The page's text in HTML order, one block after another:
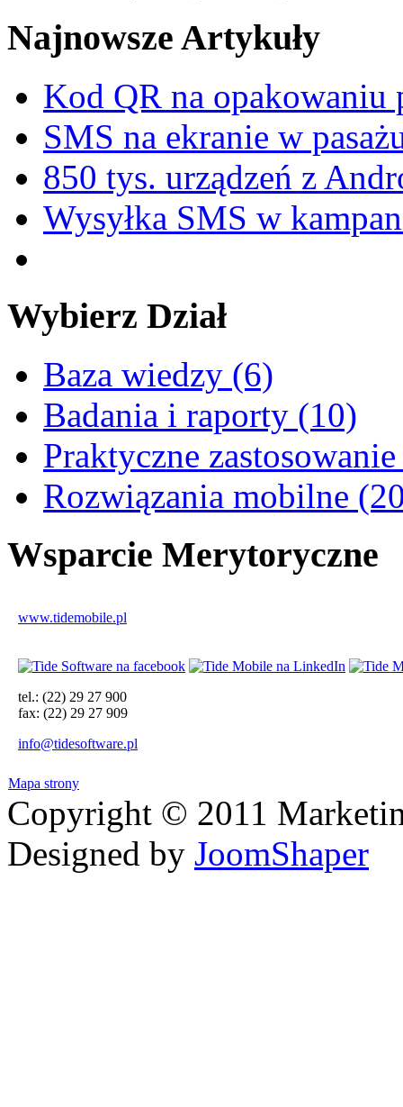
Najnowsze Artykuły
Kod QR na opakowaniu
SMS na ekranie w
850 tys. urządzeń z
Wysyłka SMS w
Wybierz Dział
Baza wiedzy (6)
Badania i raporty (10)
Praktyczne
Rozwiązania mobilne
Wsparcie Merytoryczne
www.tidemobile.pl
tel.: (22) 29 27 900
fax: (22) 29 27 909
info@tidesoftware.pl
Mapa strony
Copyright © 2011
Designed by JoomShaper